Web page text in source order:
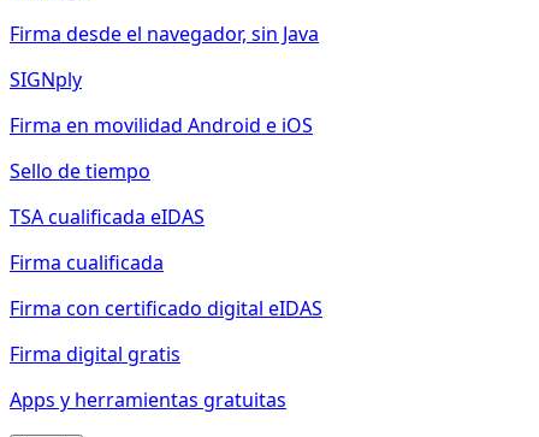
Firma desde el navegador, sin Java
SIGNply
Firma en movilidad Android e iOS
Sello de tiempo
TSA cualificada eIDAS
Firma cualificada
Firma con certificado digital eIDAS
Firma digital gratis
Apps y herramientas gratuitas